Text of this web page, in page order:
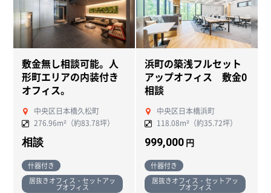
敷金無し相談可能。人
形町エリアの内装付き
オフィス。
中央区日本橋久松町
276.96m²（約83.78坪）
相談
什器付き
居抜きオフィス・セットアッ
プオフィス
浜町の築浅フルセット
アップオフィス 敷金0
相談
中央区日本橋浜町
118.08m²（約35.72坪）
999,000 円
什器付き
居抜きオフィス・セットアッ
プオフィス